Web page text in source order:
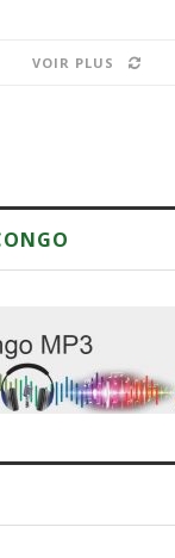
VOIR PLUS